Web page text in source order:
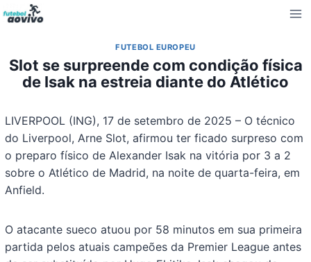
Pular
para
Conteúdo
FUTEBOL EUROPEU
Slot se surpreende com condição física
de Isak na estreia diante do Atlético
LIVERPOOL (ING), 17 de setembro de 2025 – O técnico
do Liverpool, Arne Slot, afirmou ter ficado surpreso com
o preparo físico de Alexander Isak na vitória por 3 a 2
sobre o Atlético de Madrid, na noite de quarta-feira, em
Anfield.
O atacante sueco atuou por 58 minutos em sua primeira
partida pelos atuais campeões da Premier League antes